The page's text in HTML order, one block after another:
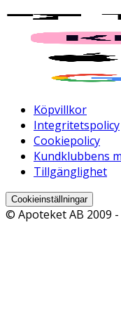
Köpvillkor
Integritetspolicy
Cookiepolicy
Kundklubbens
Tillgänglighet
Cookieinställningar
© Apoteket AB 2009 -